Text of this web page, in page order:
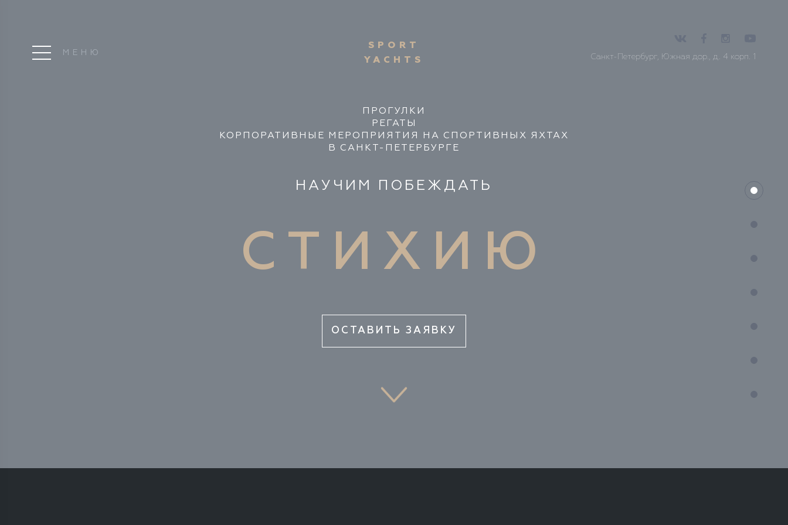
МЕНЮ Санкт-Петербург, Южная дор., д. 4 корп. 1
SPORT
YACHTS
ПРОГУЛКИ
РЕГАТЫ
КОРПОРАТИВНЫЕ МЕРОПРИЯТИЯ НА СПОРТИВНЫХ ЯХТАХ
В САНКТ-ПЕТЕРБУРГЕ
НАУЧИМ ПОБЕЖДАТЬ
СТИХИЮ
ОСТАВИТЬ ЗАЯВКУ